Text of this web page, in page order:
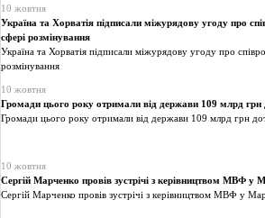
10 жовтня
Україна та Хорватія підписали міжурядову угоду про
сфері розмінування
Україна та Хорватія підписали міжурядову угоду про
розмінування
10 жовтня
Громади цього року отримали від держави 109 млрд грн
Громади цього року отримали від держави 109 млрд грн
10 жовтня
Сергій Марченко провів зустрічі з керівництвом МВФ у
Сергій Марченко провів зустрічі з керівництвом МВФ у